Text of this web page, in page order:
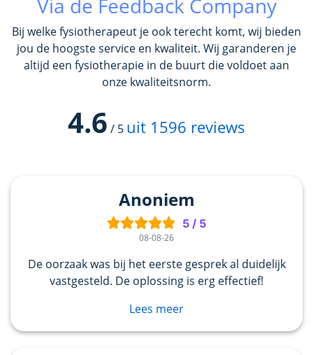
Via de Feedback Company
Bij welke fysiotherapeut je ook terecht komt, wij bieden
jou de hoogste service en kwaliteit. Wij garanderen je
altijd een fysiotherapie in de buurt die voldoet aan
onze kwaliteitsnorm.
4.6 / 5 uit 1596 reviews
Anoniem
5 / 5
08-08-26
De oorzaak was bij het eerste gesprek al duidelijk
vastgesteld. De oplossing is erg effectief!
Lees meer